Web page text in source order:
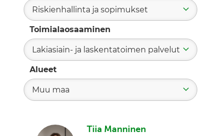
Riskienhallinta ja sopimukset
Toimialaosaaminen
Lakiasiain- ja laskentatoimen palvelut
Alueet
Muu maa
Tiia Manninen